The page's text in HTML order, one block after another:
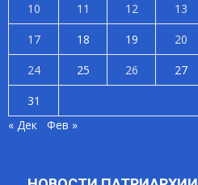
10
11 12 13
17
18 19 20
24
25 26 27
31
« Дек
Фев »